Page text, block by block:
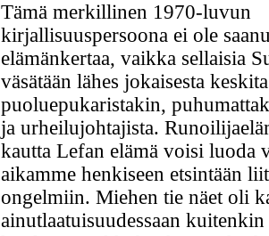
Tämä merkillinen 1970-luvun
kirjallisuuspersoona ei ole
elämänkertaa, vaikka sellaisia
väsätään lähes jokaisesta
puoluepukaristakin,
ja urheilujohtajista.
kautta Lefan elämä voisi luoda
aikamme henkiseen etsintään
ongelmiin. Miehen tie näet oli
ainutlaatuisuudessaan